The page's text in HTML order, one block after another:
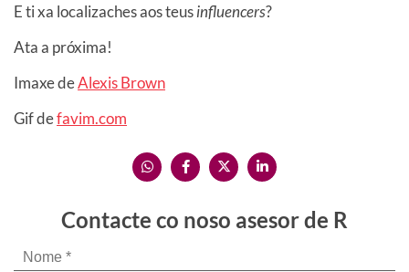
E ti xa localizaches aos teusinfluencers?
Ata a próxima!
Imaxe deAlexis Brown
Gif defavim.com
Contacte co noso asesor de R